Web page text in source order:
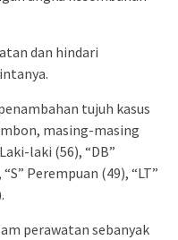
dan hindari
tujuh kasus
masing-masing
laki (56), “DB”
Perempuan (49), “LT”
perawatan sebanyak